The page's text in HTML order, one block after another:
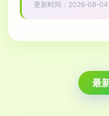
更新时间：2026-08-04
最